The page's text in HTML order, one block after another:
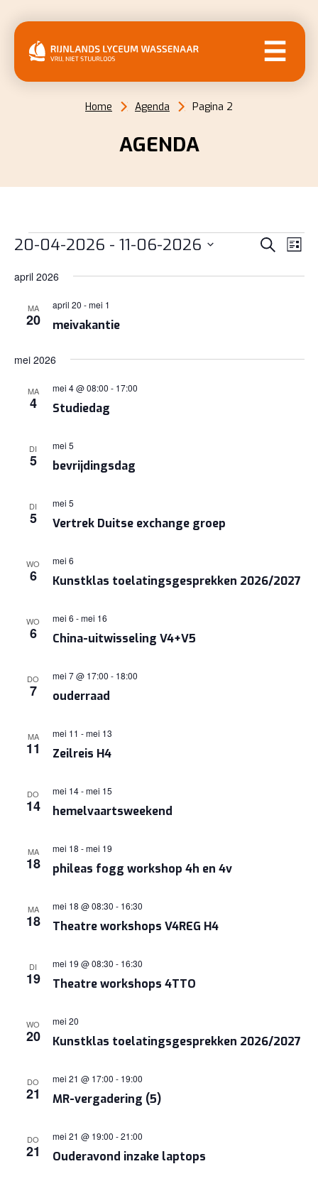
Home Agenda Pagina 2
AGENDA
EVENEMENTEN Zoeken
Lijst
20-04-2026 - 11-06-2026
een
datum.
april 2026
MA
20 meivakantie
april 20 -mei 1
mei 2026
MA
4 Studiedag
mei 4 @ 08:00 - 17:00
DI
5 bevrijdingsdag
mei 5
DI
5 Vertrek Duitse exchange groep
mei 5
WO
6 Kunstklas toelatingsgesprekken 2026/2027
mei 6
WO
6 China-uitwisseling V4+V5
mei 6 -mei 16
DO
7 ouderraad
mei 7 @ 17:00 - 18:00
MA
11 Zeilreis H4
mei 11 -mei 13
DO
14 hemelvaartsweekend
mei 14-mei 15
MA
18 phileas fogg workshop 4h en 4v
mei 18 -mei 19
MA
18 Theatre workshops V4REG H4
mei 18 @ 08:30 - 16:30
DI
19 Theatre workshops 4TTO
mei 19 @ 08:30 - 16:30
WO
20 Kunstklas toelatingsgesprekken 2026/2027
mei 20
DO
21 MR-vergadering (5)
mei 21 @ 17:00 - 19:00
DO
21 Ouderavond inzake laptops
mei 21 @ 19:00 -21:00